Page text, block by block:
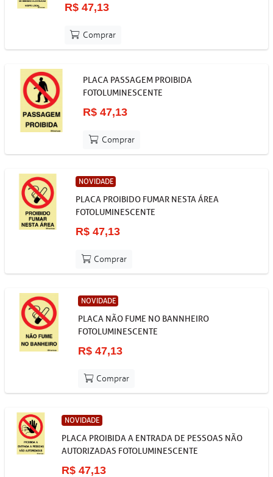
R$ 47,13
Comprar
PLACA PASSAGEM PROIBIDA
FOTOLUMINESCENTE
R$ 47,13
Comprar
NOVIDADE
PLACA PROIBIDO FUMAR NESTA ÁREA
FOTOLUMINESCENTE
R$ 47,13
Comprar
NOVIDADE
PLACA NÃO FUME NO BANNHEIRO
FOTOLUMINESCENTE
R$ 47,13
Comprar
NOVIDADE
PLACA PROIBIDA A ENTRADA DE PESSOAS NÃO
AUTORIZADAS FOTOLUMINESCENTE
R$ 47,13